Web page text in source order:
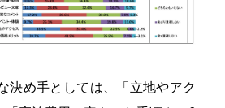
決め手としては、「立地やアク